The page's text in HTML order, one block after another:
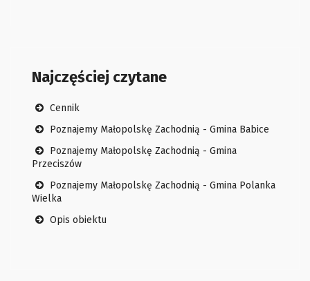
Najczęściej czytane
Cennik
Poznajemy Małopolskę Zachodnią - Gmina Babice
Poznajemy Małopolskę Zachodnią - Gmina
Przeciszów
Poznajemy Małopolskę Zachodnią - Gmina Polanka
Wielka
Opis obiektu